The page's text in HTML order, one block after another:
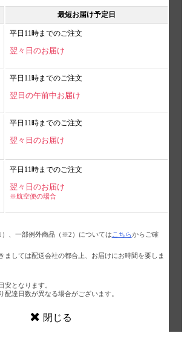
最短お届け予定日
平日11時までのご注文
翌々日のお届け
平日11時までのご注文
翌日の午前中お届け
平日11時までのご注文
翌々日のお届け
平日11時までのご注文
翌々日のお届け
※航空便の場合
、一部例外商品（※2）については こちらからご確
ましては配送会社の都合上、お届けにお時間を要しま
安となります。
配達日数が異なる場合がございます。
閉じる